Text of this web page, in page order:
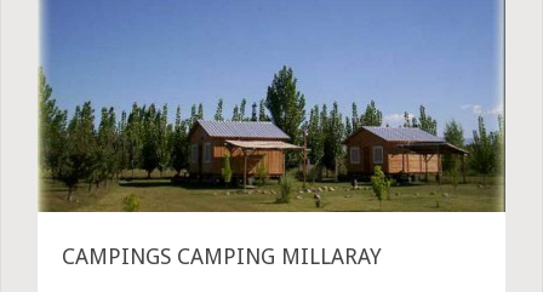
CAMPINGS CAMPING MILLARAY